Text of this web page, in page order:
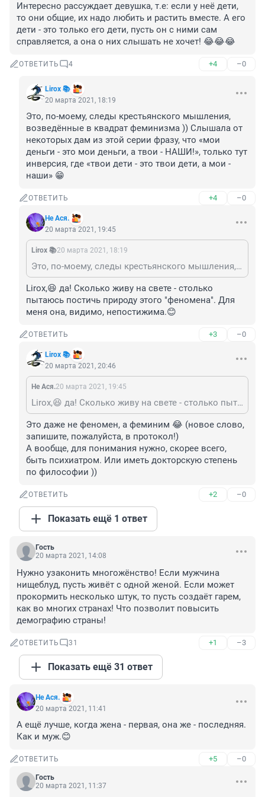
Интересно рассуждает девушка, т.е: если у неё дети,
то они общие, их надо любить и растить вместе. А его
дети - это только его дети, пусть он с ними сам
справляется, а она о них слышать не хочет! 😂😂😂
ОТВЕТИТЬ 4 +4 –0
Lirox 📚
20 марта 2021, 18:19
Это, по-моему, следы крестьянского мышления,
возведённые в квадрат феминизма )) Слышала от
некоторых дам из этой серии фразу, что «мои
деньги - это мои деньги, а твои - НАШИ!», только тут
инверсия, где «твои дети - это твои дети, а мои -
наши» 😁
ОТВЕТИТЬ +4 –0
Не Ася.
20 марта 2021, 19:45
Lirox 📚20 марта 2021, 18:19
Это, по-моему, следы крестьянского мышления, возведённые в квадрат феминизма )) Слышала от некоторых дам из этой серии фразу, что «мои деньги - это мои деньги, а твои - НАШИ!», только тут инверсия, где «твои дети - это твои дети, а мои - наши» 😁
Lirox,😆 да! Сколько живу на свете - столько
пытаюсь постичь природу этого "феномена". Для
меня она, видимо, непостижима.😊
ОТВЕТИТЬ +3 –0
Lirox 📚
20 марта 2021, 20:46
Не Ася.20 марта 2021, 19:45
Lirox,😆 да! Сколько живу на свете - столько пытаюсь постичь природу этого "феномена". Для меня она, видимо, непостижима.😊
Это даже не феномен, а феминим 😂 (новое слово,
запишите, пожалуйста, в протокол!)
А вообще, для понимания нужно, скорее всего,
быть психиатром. Или иметь докторскую степень
по философии ))
ОТВЕТИТЬ +2 –0
Показать ещё 1 ответ
Гость
20 марта 2021, 14:08
Нужно узаконить многожёнство! Если мужчина
нищеблуд, пусть живёт с одной женой. Если может
прокормить несколько штук, то пусть создаёт гарем,
как во многих странах! Что позволит повысить
демографию страны!
ОТВЕТИТЬ 31 +1 –3
Показать ещё 31 ответ
Не Ася.
20 марта 2021, 11:41
А ещё лучше, когда жена - первая, она же - последняя.
Как и муж.😊
ОТВЕТИТЬ +5 –0
Гость
20 марта 2021, 11:37